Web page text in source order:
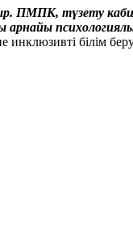
ПМПК, түзету
инклюзивті білім